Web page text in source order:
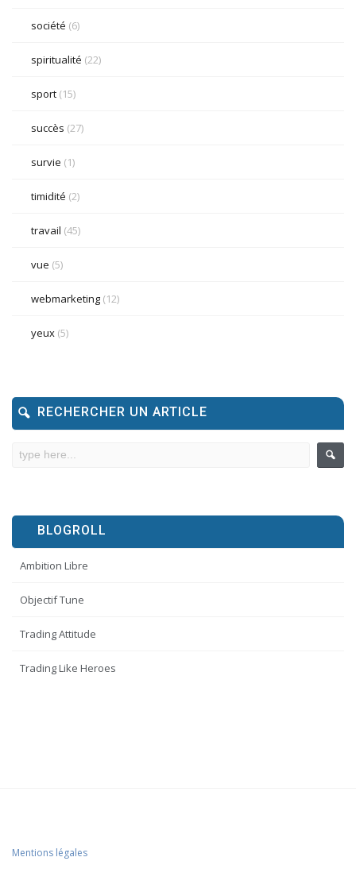
société (6)
spiritualité (22)
sport (15)
succès (27)
survie (1)
timidité (2)
travail (45)
vue (5)
webmarketing (12)
yeux (5)
RECHERCHER UN ARTICLE
BLOGROLL
Ambition Libre
Objectif Tune
Trading Attitude
Trading Like Heroes
Mentions légales